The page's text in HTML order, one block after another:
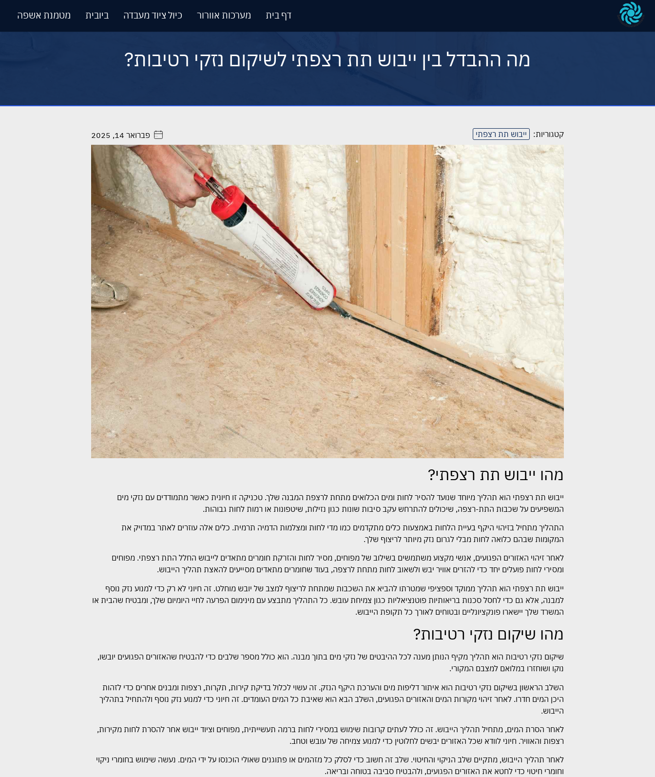
דף בית מערכות אוורור כיול ציוד מעבדה ביובית מטמנת אשפה
מה ההבדל בין ייבוש תת רצפתי לשיקום נזקי רטיבות?
. . . . .פברואר 14, 2025 קטגוריות: ייבוש תת רצפתי
מהו ייבוש תת רצפתי?
ייבוש תת רצפתי הוא תהליך מיוחד שנועד להסיר לחות ומים הכלואים מתחת לרצפת המבנה שלך. טכניקה זו חיונית כאשר מתמודדים עם נזקי מים
המשפיעים על שכבות התת-רצפה, שיכולים להתרחש עקב סיבות שונות כגון נזילות, שיטפונות או רמות לחות גבוהות.
התהליך מתחיל בזיהוי היקף בעיית הלחות באמצעות כלים מתקדמים כמו מדי לחות ומצלמות הדמיה תרמית. כלים אלה עוזרים לאתר במדויק את
המקומות שבהם כלואה לחות מבלי לגרום נזק מיותר לריצוף שלך.
לאחר זיהוי האזורים הפגועים, אנשי מקצוע משתמשים בשילוב של מפוחים, מסיר לחות והזרקת חומרים מתאדים לייבוש החלל התת רצפתי. מפוחים
ומסירי לחות פועלים יחד כדי להזרים אוויר יבש ולשאוב לחות מתחת לרצפה, בעוד שחומרים מתאדים מסייעים להאצת תהליך הייבוש.
ייבוש תת רצפתי הוא תהליך ממוקד וספציפי שמטרתו להביא את השכבות שמתחת לריצוף למצב של יובש מוחלט. זה חיוני לא רק כדי למנוע נזק נוסף
למבנה, אלא גם כדי לחסל סכנות בריאותיות פוטנציאליות כגון צמיחת עובש. כל התהליך מתבצע עם מינימום הפרעה לחיי היומיום שלך, ומבטיח שהבית או
המשרד שלך יישארו פונקציונליים ובטוחים לאורך כל תקופת הייבוש.
מהו שיקום נזקי רטיבות?
שיקום נזקי רטיבות הוא תהליך מקיף הנותן מענה לכל ההיבטים של נזקי מים בתוך מבנה. הוא כולל מספר שלבים כדי להבטיח שהאזורים הפגועים יובשו,
נוקו ושוחזרו במלואם למצבם המקורי.
השלב הראשון בשיקום נזקי רטיבות הוא איתור דליפות מים והערכת היקף הנזק. זה עשוי לכלול בדיקת קירות, תקרות, רצפות ומבנים אחרים כדי לזהות
היכן המים חדרו. לאחר זיהוי מקורות המים והאזורים הפגועים, השלב הבא הוא שאיבת כל המים העומדים. זה חיוני כדי למנוע נזק נוסף ולהתחיל בתהליך
הייבוש.
לאחר הסרת המים, מתחיל תהליך הייבוש. זה כולל לעתים קרובות שימוש במסירי לחות ברמה תעשייתית, מפוחים וציוד ייבוש אחר להסרת לחות מקירות,
רצפות והאוויר. חיוני לוודא שכל האזורים יבשים לחלוטין כדי למנוע צמיחה של עובש וטחב.
לאחר תהליך הייבוש, מתקיים שלב הניקוי והחיטוי. שלב זה חשוב כדי לסלק כל מזהמים או פתוגנים שאולי הוכנסו על ידי המים. נעשה שימוש בחומרי ניקוי
וחומרי חיטוי כדי לחטא את האזורים הפגועים, ולהבטיח סביבה בטוחה ובריאה.